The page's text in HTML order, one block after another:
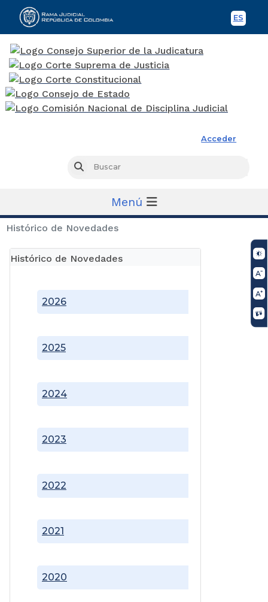
ES
Acceder
Buscar
Menú
Histórico de Novedades
Histórico de Novedades
2020
2021
2022
2023
2024
2025
2026